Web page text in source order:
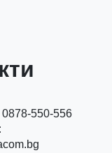
550-556